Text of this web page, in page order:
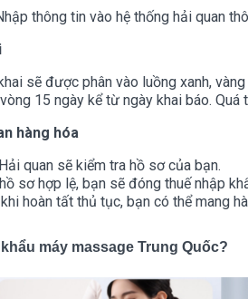
thông tin vào hệ thống hải quan
sẽ được phân vào luồng xanh,
15 ngày kể từ ngày khai báo.
hàng hóa
quan sẽ kiểm tra hồ sơ của bạn.
sơ hợp lệ, bạn sẽ đóng thuế nhập
khi hoàn tất thủ tục, bạn có thể mang
máy massage Trung Quốc?